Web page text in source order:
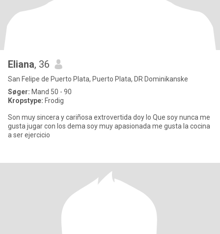
Eliana, 36
San Felipe de Puerto Plata, Puerto Plata, DR Dominikanske
Søger: Mand 50 - 90
Kropstype: Frodig
Son muy sincera y cariñosa extrovertida doy lo Que soy nunca me
gusta jugar con los dema soy muy apasionada me gusta la cocina
a ser ejercicio